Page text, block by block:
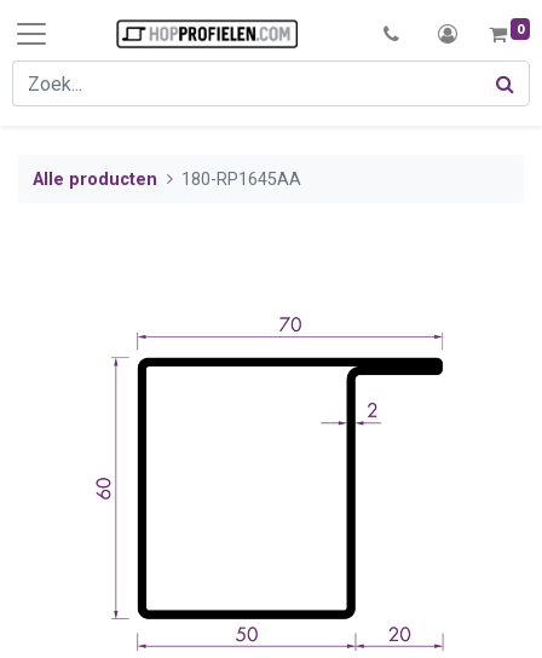
0
Alle producten 180-RP1645AA